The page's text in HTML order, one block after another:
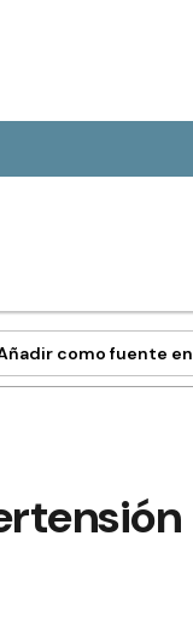
como fuente en